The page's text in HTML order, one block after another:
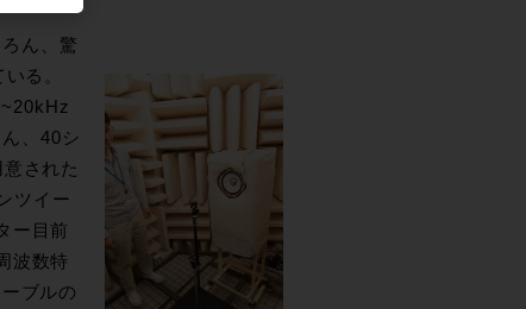
ん、驚
る。
、40シ
された
ツイー
ー目前
波数特
ブルの